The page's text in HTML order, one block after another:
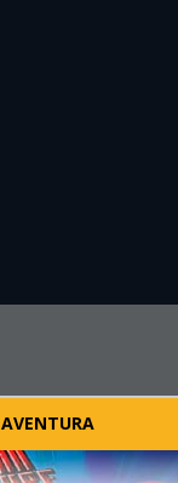
AVENTURA